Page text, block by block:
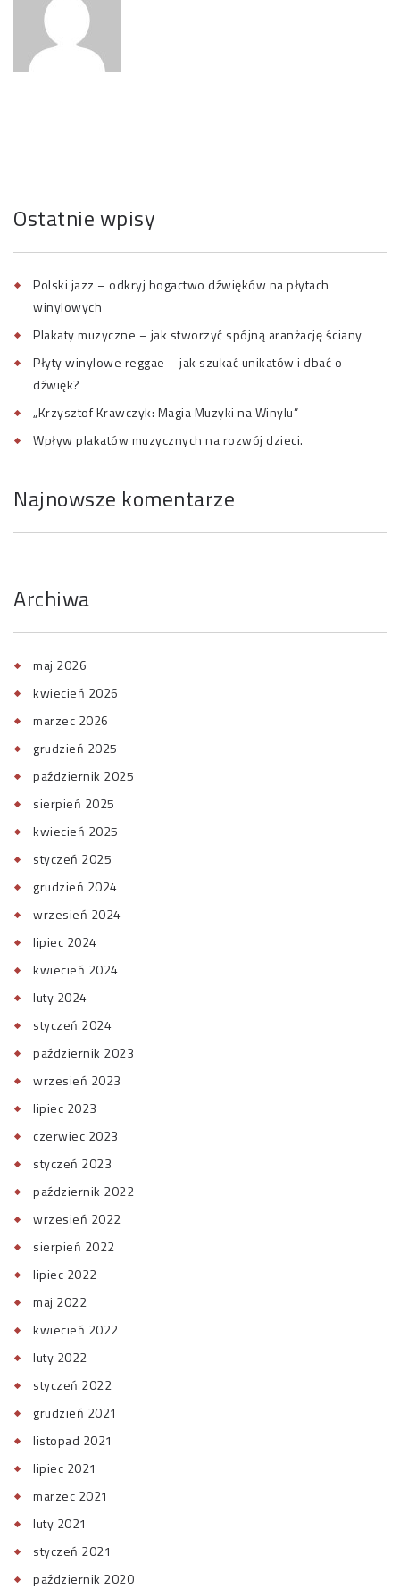
Ostatnie wpisy
Polski jazz – odkryj bogactwo dźwięków na płytach
winylowych
Plakaty muzyczne – jak stworzyć spójną aranżację ściany
Płyty winylowe reggae – jak szukać unikatów i dbać o
dźwięk?
„Krzysztof Krawczyk: Magia Muzyki na Winylu”
Wpływ plakatów muzycznych na rozwój dzieci.
Najnowsze komentarze
Archiwa
maj 2026
kwiecień 2026
marzec 2026
grudzień 2025
październik 2025
sierpień 2025
kwiecień 2025
styczeń 2025
grudzień 2024
wrzesień 2024
lipiec 2024
kwiecień 2024
luty 2024
styczeń 2024
październik 2023
wrzesień 2023
lipiec 2023
czerwiec 2023
styczeń 2023
październik 2022
wrzesień 2022
sierpień 2022
lipiec 2022
maj 2022
kwiecień 2022
luty 2022
styczeń 2022
grudzień 2021
listopad 2021
lipiec 2021
marzec 2021
luty 2021
styczeń 2021
październik 2020